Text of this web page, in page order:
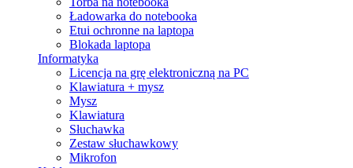
Ładowarka do notebooka
Etui ochronne na laptopa
Blokada laptopa
Informatyka
Licencja na grę elektroniczną na PC
Klawiatura + mysz
Mysz
Klawiatura
Słuchawka
Zestaw słuchawkowy
Mikrofon